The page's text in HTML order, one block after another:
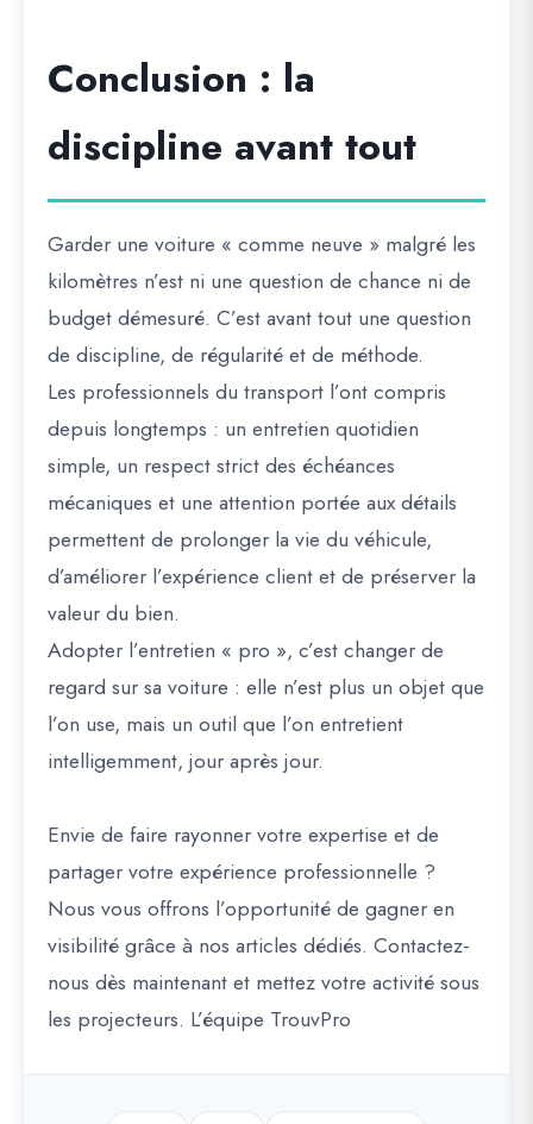
Conclusion : la
discipline avant tout
Garder une voiture « comme neuve » malgré les
kilomètres n’est ni une question de chance ni de
budget démesuré. C’est avant tout une question
de discipline, de régularité et de méthode.
Les professionnels du transport l’ont compris
depuis longtemps : un entretien quotidien
simple, un respect strict des échéances
mécaniques et une attention portée aux détails
permettent de prolonger la vie du véhicule,
d’améliorer l’expérience client et de préserver la
valeur du bien.
Adopter l’entretien « pro », c’est changer de
regard sur sa voiture : elle n’est plus un objet que
l’on use, mais un outil que l’on entretient
intelligemment, jour après jour.
Envie de faire rayonner votre expertise et de
partager votre expérience professionnelle ?
Nous vous offrons l’opportunité de gagner en
visibilité grâce à nos articles dédiés. Contactez-
nous dès maintenant et mettez votre activité sous
les projecteurs. L’équipe TrouvPro